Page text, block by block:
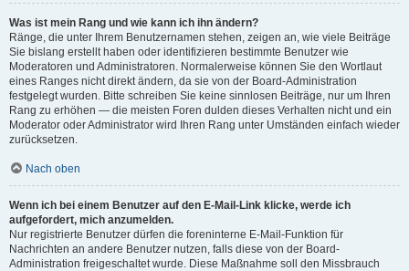
Was ist mein Rang und wie kann ich ihn ändern?
Ränge, die unter Ihrem Benutzernamen stehen, zeigen an, wie viele Beiträge
Sie bislang erstellt haben oder identifizieren bestimmte Benutzer wie
Moderatoren und Administratoren. Normalerweise können Sie den Wortlaut
eines Ranges nicht direkt ändern, da sie von der Board-Administration
festgelegt wurden. Bitte schreiben Sie keine sinnlosen Beiträge, nur um Ihren
Rang zu erhöhen — die meisten Foren dulden dieses Verhalten nicht und ein
Moderator oder Administrator wird Ihren Rang unter Umständen einfach wieder
zurücksetzen.
Nach oben
Wenn ich bei einem Benutzer auf den E-Mail-Link klicke, werde ich
aufgefordert, mich anzumelden.
Nur registrierte Benutzer dürfen die foreninterne E-Mail-Funktion für
Nachrichten an andere Benutzer nutzen, falls diese von der Board-
Administration freigeschaltet wurde. Diese Maßnahme soll den Missbrauch